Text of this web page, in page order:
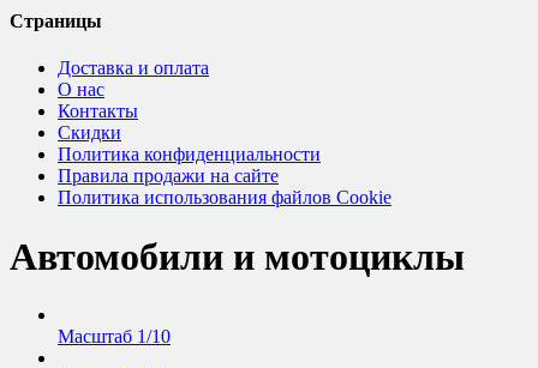
Страницы
Доставка и оплата
О нас
Контакты
Скидки
Политика конфиденциальности
Правила продажи на сайте
Политика использования файлов Cookie
Автомобили и мотоциклы
Масштаб 1/10